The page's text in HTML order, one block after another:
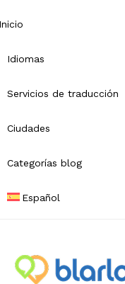
Idiomas
Servicios de traducción
Ciudades
Categorías blog
Español
B